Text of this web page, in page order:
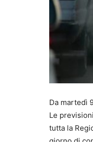
Da martedì
Le
tutta la